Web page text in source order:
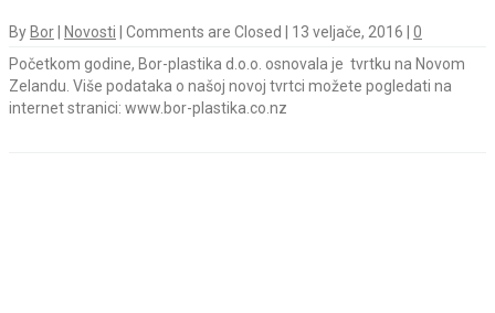
By Bor Novosti Comments are Closed 13 veljače, 2016
0
Početkom godine, Bor-plastika d.o.o. osnovala je tvrtku na Novom
Zelandu. Više podataka o našoj novoj tvrtci možete pogledati na
internet stranici: www.bor-plastika.co.nz